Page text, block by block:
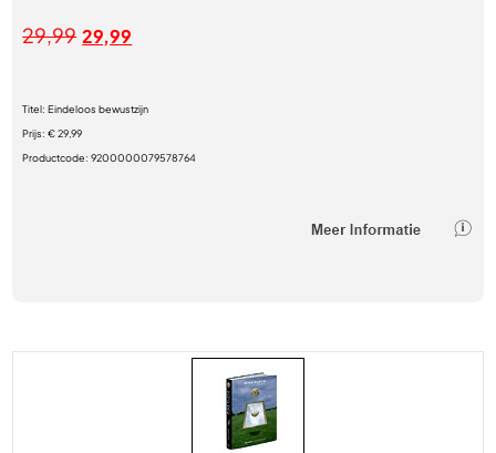
29,99 29,99
Titel:Eindeloos bewustzijn
Prijs:€ 29,99
Productcode:9200000079578764